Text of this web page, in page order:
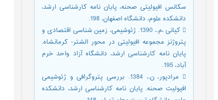
سکانس افیولیتی صحنه، پایان نامه کارشناسی ارشد،
دانشکده علوم، دانشگاه اصفهان، 198.
 کیانی ،م.، 1390. ژئوشیمی، زمین شناسی اقتصادی و
پتروژنز مجموعه افیولیتی در محور الشتر- کرمانشاه.
پایان نامه کارشناسی ارشد، دانشگاه آزاد واحد خرم
آباد، 195.
 مرادپور، ن.، 1384. بررسی پتروگرافی و ژئوشیمی
افیولیت صحنه. پایان نامه کارشناسی ارشد، دانشکده